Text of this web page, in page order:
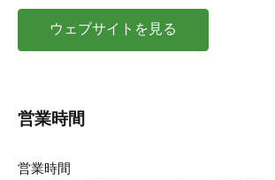
ウェブサイトを見る
営業時間
営業時間